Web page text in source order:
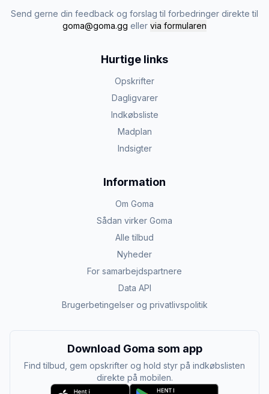
Send gerne din feedback og forslag til forbedringer direkte til
goma@goma.gg eller via formularen
Hurtige links
Opskrifter
Dagligvarer
Indkøbsliste
Madplan
Indsigter
Information
Om Goma
Sådan virker Goma
Alle tilbud
Nyheder
For samarbejdspartnere
Data API
Brugerbetingelser og privatlivspolitik
Download Goma som app
Find tilbud, gem opskrifter og hold styr på indkøbslisten
direkte på mobilen.